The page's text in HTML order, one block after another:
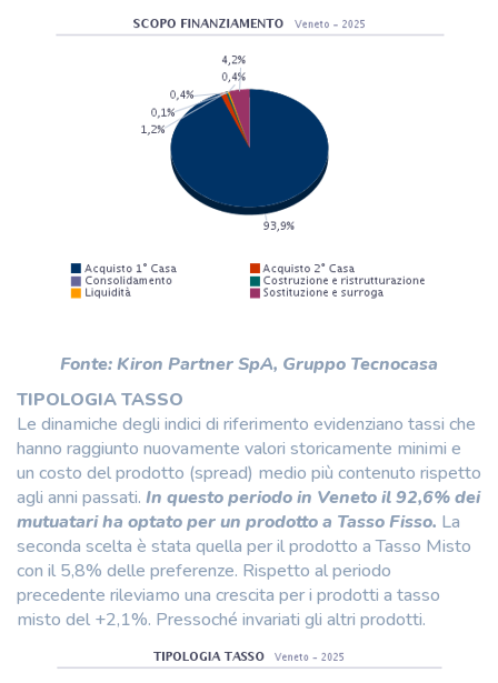
Fonte: Kiron Partner SpA, Gruppo Tecnocasa
TIPOLOGIA TASSO
Le dinamiche degli indici di riferimento evidenziano tassi che
hanno raggiunto nuovamente valori storicamente minimi e
un costo del prodotto (spread) medio più contenuto rispetto
agli anni passati. In questo periodo in Veneto il 92,6% dei
mutuatari ha optato per un prodotto a Tasso Fisso. La
seconda scelta è stata quella per il prodotto a Tasso Misto
con il 5,8% delle preferenze. Rispetto al periodo
precedente rileviamo una crescita per i prodotti a tasso
misto del +2,1%. Pressoché invariati gli altri prodotti.